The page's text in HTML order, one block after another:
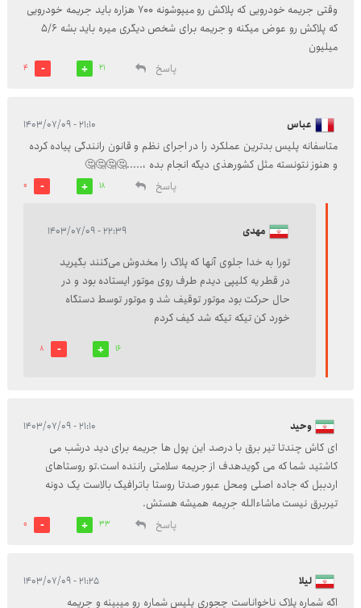
وقتی جریمه خودرویی که پلاکش رو میپوشونه 700 هزاره باید جریمه خودرویی
که پلاکش رو عوض میکنه و جریمه برای شخص دیگری میره باید بشه 5/6
میلیون
پاسخ
21
4
عباس ۲۱:۱۰ - ۱۴۰۳/۰۷/۰۹
متاسفانه پلیس بدترین عملکرد را در اجرای نظم و قانون رانندگی پیاده کرده
و هنوز نتونسته مثل کشورهذی دیگه انجام بده ،.....🤔🤔🤔🤔
پاسخ
18
0
مهدی ۲۲:۳۹ - ۱۴۰۳/۰۷/۰۹
تورا به خدا جلوی آنها که پلاک را مخدوش می‌کنند بگیرید
در قطر یه کلیپی دیدم طرف روی موتور ایستاده بود و در
حال حرکت بود موتور توقیف شد و موتور توسط دستگاه
خورد کن تیکه تیکه شد کیف کردم
16
8
وحید ۲۱:۱۰ - ۱۴۰۳/۰۷/۰۹
ای کاش چندتا تیر برق با درصد این پول ها جریمه برای دید درشب می
کاشتید شما که می گویدهدف از جریمه سلامتی راننده است.تو روستاهای
اردببل که جاده اصلی ومحل عبور صدتا روستا باترافیک بالاست یک دونه
تیربرق نیست ماشاءالله جریمه همیشه هستش.
پاسخ
33
0
لیلا ۲۱:۲۵ - ۱۴۰۳/۰۷/۰۹
اگه شماره پلاک ناخواناست چجوری پلیس شماره رو میبینه و جریمه